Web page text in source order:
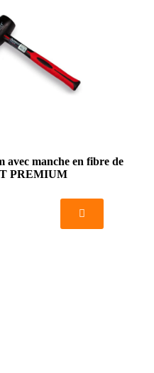
avec manche en fibre de
PREMIUM